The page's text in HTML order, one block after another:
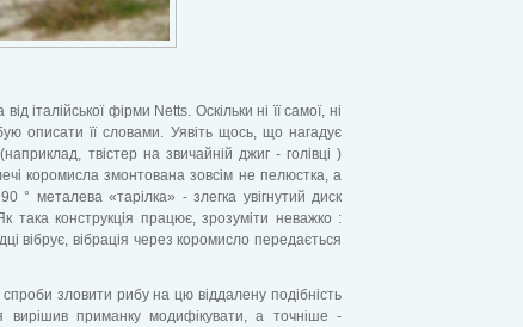
італійської фірми Netts. Оскільки ні її самої, ні
описати її словами. Уявіть щось, що нагадує
твістер на звичайній джиг - голівці )
коромисла змонтована зовсім не пелюстка, а
° металева «тарілка» - злегка увігнутий диск
конструкція працює, зрозуміти неважко :
вібрує, вібрація через коромисло передається
зловити рибу на цю віддалену подібність
вирішив приманку модифікувати, а точніше -